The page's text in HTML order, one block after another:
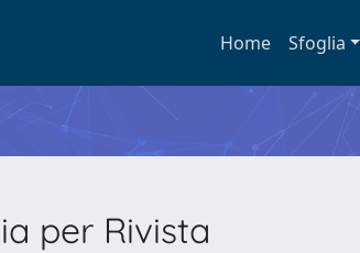
Home Sfoglia
per Rivista